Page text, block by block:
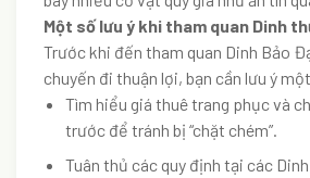
Một số lưu ý khi tham quan Dinh
Trước khi đến tham quan Dinh Bảo
chuyến đi thuận lợi, bạn cần lưu ý
Tìm hiểu giá thuê trang phục và
trước để tránh bị “chặt chém”.
Tuân thủ các quy định tại các